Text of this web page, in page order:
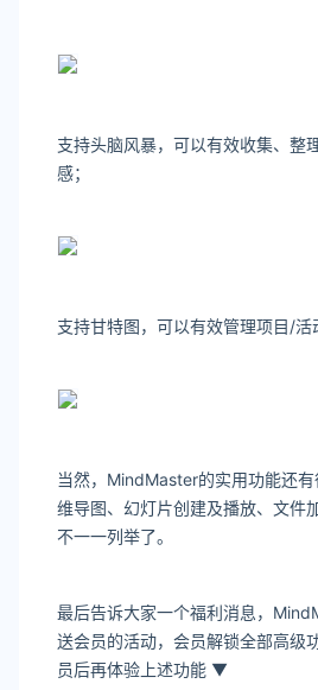
支持头脑风暴，可以有效收集、整
感；
支持甘特图，可以有效管理项目/
当然，MindMaster的实用功能还
维导图、幻灯片创建及播放、文件
不一一列举了。
最后告诉大家一个福利消息，
送会员的活动，会员解锁全部高级
员后再体验上述功能 ▼